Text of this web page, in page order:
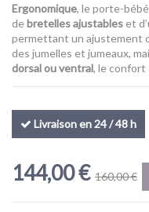
Ergonomique, le porte-bébé
debretelles ajustables et
permettant un ajustement
des jumelles et jumeaux,
dorsal ou ventral, le confort
Livraison en 24 / 48 h
144,00 € 160,00 €